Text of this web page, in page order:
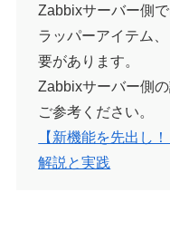
Zabbixサーバー側
ラッパーアイテム
要があります。
Zabbixサーバー側
ご参考ください。
【新機能を先出し
解説と実践